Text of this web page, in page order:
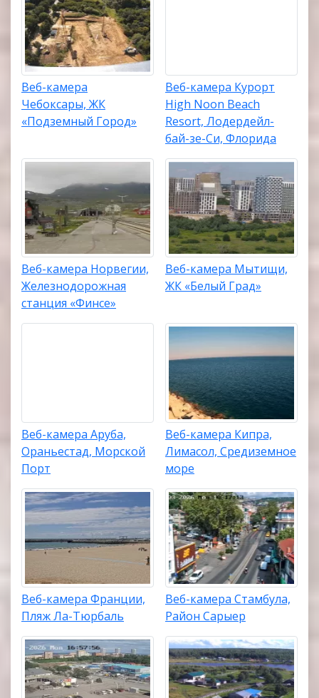
Веб-камера
Чебоксары, ЖК
«Подземный Город»
Веб-камера Курорт
High Noon Beach
Resort, Лодердейл-
бай-зе-Си, Флорида
Веб-камера Норвегии,
Железнодорожная
станция «Финсе»
Веб-камера Мытищи,
ЖК «Белый Град»
Веб-камера Аруба,
Ораньестад, Морской
Порт
Веб-камера Кипра,
Лимасол, Средиземное
море
Веб-камера Франции,
Пляж Ла-Тюрбаль
Веб-камера Стамбула,
Район Сарыер